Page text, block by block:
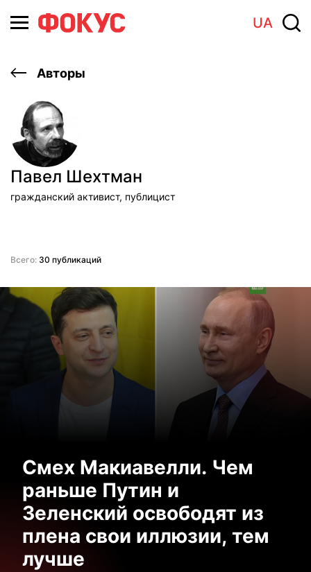
UA
Авторы
Павел Шехтман
гражданский активист, публицист
Всего: 30 публикаций
Смех Макиавелли. Чем
раньше Путин и
Зеленский освободят из
плена свои иллюзии, тем
лучше